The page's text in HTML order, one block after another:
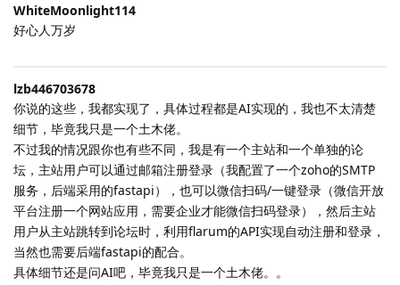
WhiteMoonlight114
好心人万岁
lzb446703678
你说的这些，我都实现了，具体过程都是AI实现的，我也不太清楚
细节，毕竟我只是一个土木佬。
不过我的情况跟你也有些不同，我是有一个主站和一个单独的论
坛，主站用户可以通过邮箱注册登录（我配置了一个zoho的SMTP
服务，后端采用的fastapi），也可以微信扫码/一键登录（微信开放
平台注册一个网站应用，需要企业才能微信扫码登录），然后主站
用户从主站跳转到论坛时，利用flarum的API实现自动注册和登录，
当然也需要后端fastapi的配合。
具体细节还是问AI吧，毕竟我只是一个土木佬。。